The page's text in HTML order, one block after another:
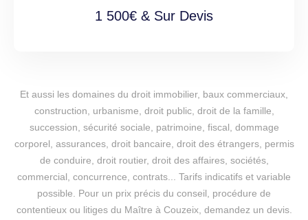
1 500€ & Sur Devis
Et aussi les domaines du droit immobilier, baux commerciaux,
construction, urbanisme, droit public, droit de la famille,
succession, sécurité sociale, patrimoine, fiscal, dommage
corporel, assurances, droit bancaire, droit des étrangers, permis
de conduire, droit routier, droit des affaires, sociétés,
commercial, concurrence, contrats... Tarifs indicatifs et variable
possible. Pour un prix précis du conseil, procédure de
contentieux ou litiges du Maître à Couzeix, demandez un devis.